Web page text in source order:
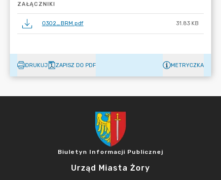
ZAŁĄCZNIKI
0302_BRM.pdf 31.83 KB
DRUKUJ ZAPISZ DO PDF METRYCZKA
Biuletyn Informacji Publicznej
Urząd Miasta Żory